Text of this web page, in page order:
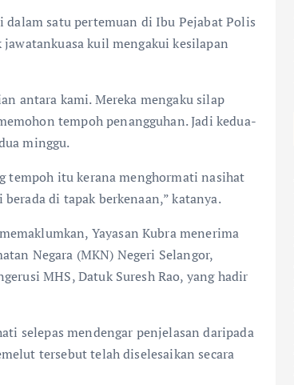
satu pertemuan di Ibu Pejabat Polis
jawatankuasa kuil mengakui kesilapan
antara kami. Mereka mengaku silap
tempoh penangguhan. Jadi kedua-
minggu.
tempoh itu kerana menghormati nasihat
di tapak berkenaan,” katanya.
Yayasan Kubra menerima
Negara (MKN) Negeri Selangor,
MHS, Datuk Suresh Rao, yang hadir
selepas mendengar penjelasan daripada
tersebut telah diselesaikan secara